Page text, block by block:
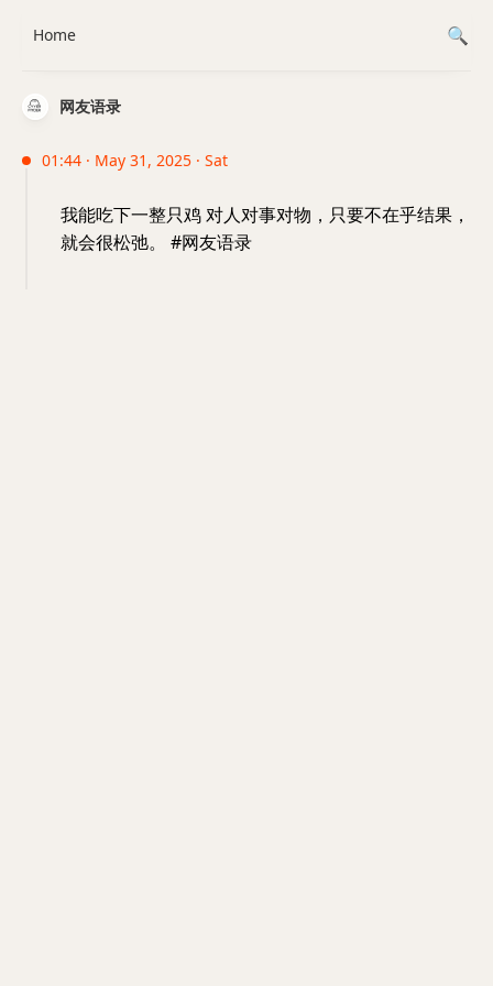
网友语录
01:44 · May 31, 2025 · Sat
我能吃下一整只鸡 对人对事对物，只要不在乎结果，
就会很松弛。 #网友语录
Home